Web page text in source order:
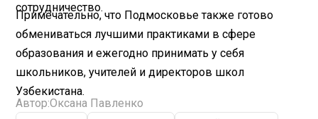
сотрудничество.
Примечательно, что Подмосковье также готово
обмениваться лучшими практиками в сфере
образования и ежегодно принимать у себя
школьников, учителей и директоров школ
Узбекистана.
Автор:Оксана Павленко